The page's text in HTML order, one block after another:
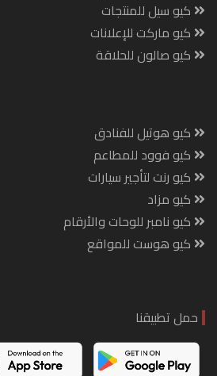
كيو سيل للمنتجات
كيو ماركت للإعلانات
كيو صالون للحلاقة
كيو هوتيل للفنادق
كيو فوود للمطاعم
كيو رنت لتأجير سيارات
كيو مزاد
كيو نامبر للوحات والأرقام
كيو هوست للمواقع
حمل تطبيقنا